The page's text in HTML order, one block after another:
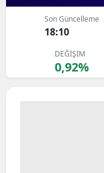
Son Güncelleme
18:10
DEĞİŞİM
0,92%